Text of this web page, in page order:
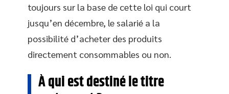
toujours sur la base de cette loi qui court
jusqu’en décembre, le salarié a la
possibilité d’acheter des produits
directement consommables ou non.
À qui est destiné le titre